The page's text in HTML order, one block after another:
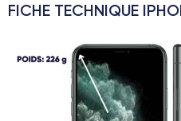
FICHE TECHNIQUE